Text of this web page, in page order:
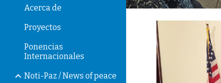
Acerca de
Proyectos
Ponencias
Internacionales
Noti-Paz / News of peace